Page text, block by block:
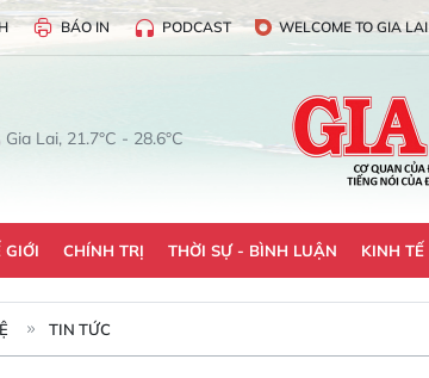
BÁO IN PODCAST WELCOME TO GIA LAI
Gia Lai, 21.7°C - 28.6°C
GIỚI CHÍNH TRỊ THỜI SỰ - BÌNH LUẬN KINH TẾ
TIN TỨC